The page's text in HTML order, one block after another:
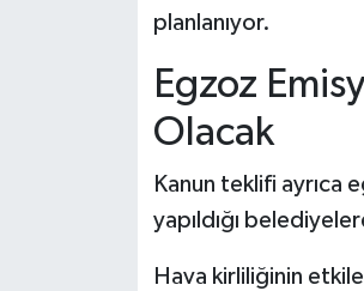
planlanıyor.
Egzoz
Olacak
Kanun teklifi ayrıca
yapıldığı
Hava kirliliğinin